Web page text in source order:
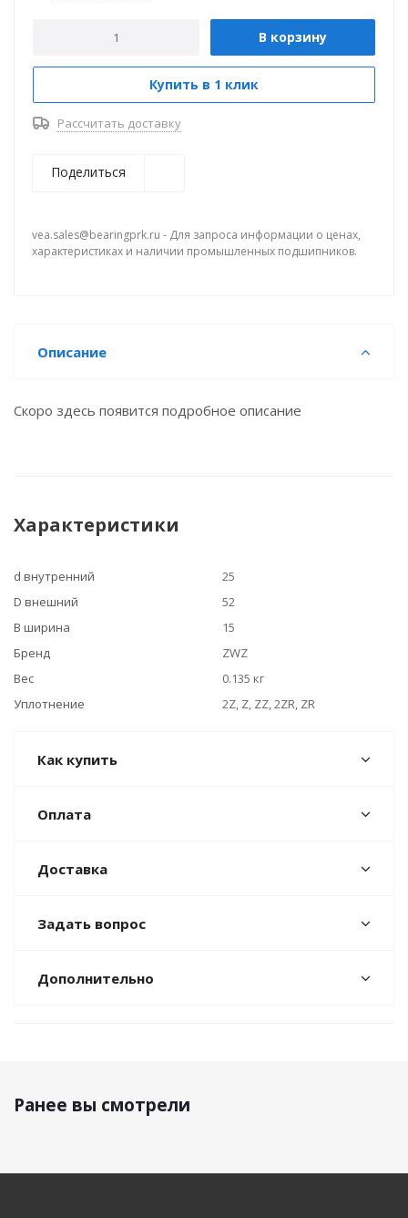
В корзину
Купить в 1 клик
Рассчитать доставку
Поделиться
vea.sales@bearingprk.ru - Для запроса информации о ценах,
характеристиках и наличии промышленных подшипников.
Описание
Скоро здесь появится подробное описание
Характеристики
d внутренний
25
D внешний
52
B ширина
15
Бренд
ZWZ
Вес
0.135 кг
Уплотнение
2Z, Z, ZZ, 2ZR, ZR
Как купить
Оплата
Доставка
Задать вопрос
Дополнительно
Ранее вы смотрели